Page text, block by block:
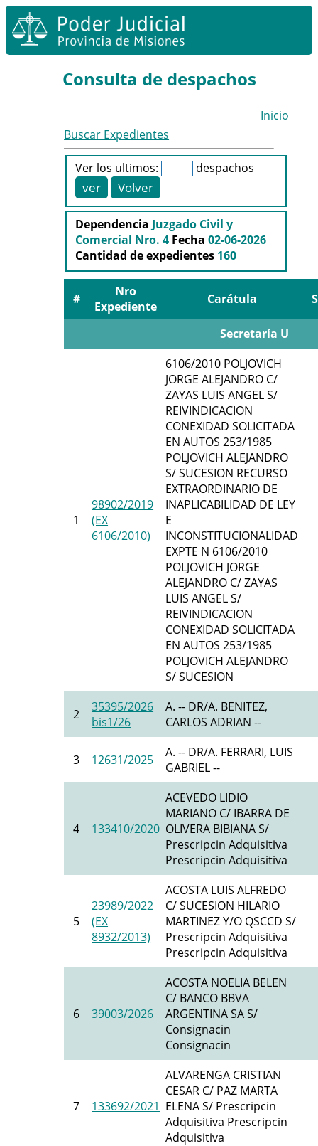
Consulta de despachos
Inicio
Buscar Expedientes
Ver los ultimos: despachos
Dependencia Juzgado Civil y
Comercial Nro. 4 Fecha02-06-2026
Cantidad de expedientes 160
#
Nro
Expediente
Carátula
Secretaría U
1
98902/2019
(EX
6106/2010)
6106/2010 POLJOVICH
JORGE ALEJANDRO C/
ZAYAS LUIS ANGEL S/
REIVINDICACION
CONEXIDAD SOLICITADA
EN AUTOS 253/1985
POLJOVICH ALEJANDRO
S/ SUCESION RECURSO
EXTRAORDINARIO DE
INAPLICABILIDAD DE LEY
E
INCONSTITUCIONALIDAD
EXPTE N 6106/2010
POLJOVICH JORGE
ALEJANDRO C/ ZAYAS
LUIS ANGEL S/
REIVINDICACION
CONEXIDAD SOLICITADA
EN AUTOS 253/1985
POLJOVICH ALEJANDRO
S/ SUCESION
2
35395/2026
bis1/26
A. -- DR/A. BENITEZ,
CARLOS ADRIAN --
3 12631/2025
A. -- DR/A. FERRARI, LUIS
GABRIEL --
4 133410/2020
ACEVEDO LIDIO
MARIANO C/ IBARRA DE
OLIVERA BIBIANA S/
Prescripcin Adquisitiva
Prescripcin Adquisitiva
5
23989/2022
(EX
8932/2013)
ACOSTA LUIS ALFREDO
C/ SUCESION HILARIO
MARTINEZ Y/O QSCCD S/
Prescripcin Adquisitiva
Prescripcin Adquisitiva
6 39003/2026
ACOSTA NOELIA BELEN
C/ BANCO BBVA
ARGENTINA SA S/
Consignacin
Consignacin
7 133692/2021
ALVARENGA CRISTIAN
CESAR C/ PAZ MARTA
ELENA S/ Prescripcin
Adquisitiva Prescripcin
Adquisitiva